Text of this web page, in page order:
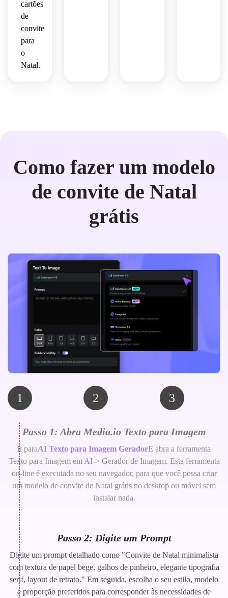
cartões
de
convite
para
o
Natal.
Como fazer um modelo
de convite de Natal
grátis
1 2 3
Passo 1: Abra Media.io Texto para Imagem
ir paraAI Texto para Imagem GeradorE abra a ferramenta
Texto para Imagem em AI-> Gerador de Imagem. Esta ferramenta
on-line é executada no seu navegador, para que você possa criar
um modelo de convite de Natal grátis no desktop ou móvel sem
instalar nada.
Passo 2: Digite um Prompt
Digite um prompt detalhado como "Convite de Natal minimalista
com textura de papel bege, galhos de pinheiro, elegante tipografia
serif, layout de retrato." Em seguida, escolha o seu estilo, modelo
e proporção preferidos para corresponder às necessidades de